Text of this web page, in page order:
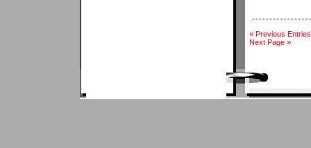
« Previous Entries
Next Page »